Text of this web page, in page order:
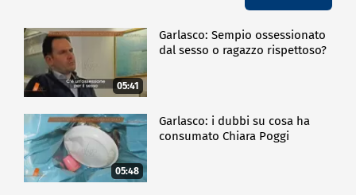
05:41
Garlasco: Sempio ossessionato
dal sesso o ragazzo rispettoso?
05:48
Garlasco: i dubbi su cosa ha
consumato Chiara Poggi